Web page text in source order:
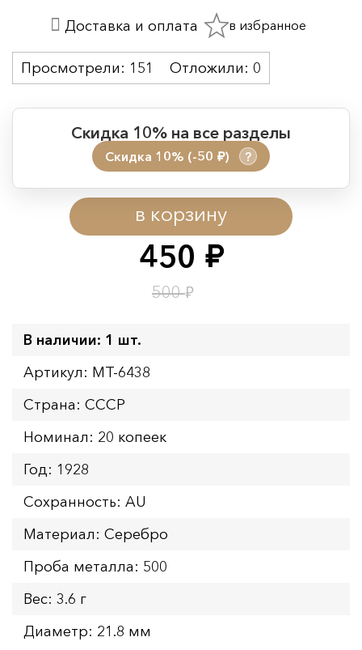
450 руб.
500₽
в корзину
Скидка 10% на все разделы
Скидка 10% (-50 руб.) ?
Период действия акции:
Начало:
08.08.2026 00:01
Окончание:
09.08.2026 23:59
Время до окончания:
Просмотрели: 151 Отложили: 0
Доставка и оплата в избранное
В наличии: 1 шт.
Артикул: MT-6438
Страна: СССР
Номинал: 20 копеек
Год: 1928
Сохранность: AU
Материал: Серебро
Проба металла: 500
Вес: 3.6 г
Диаметр: 21.8 мм